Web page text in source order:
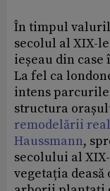
În timpul
secolul al XIX-
ieșeau din
La fel ca
intens
structura
remodelării
Haussmann,
secolului al
vegetația